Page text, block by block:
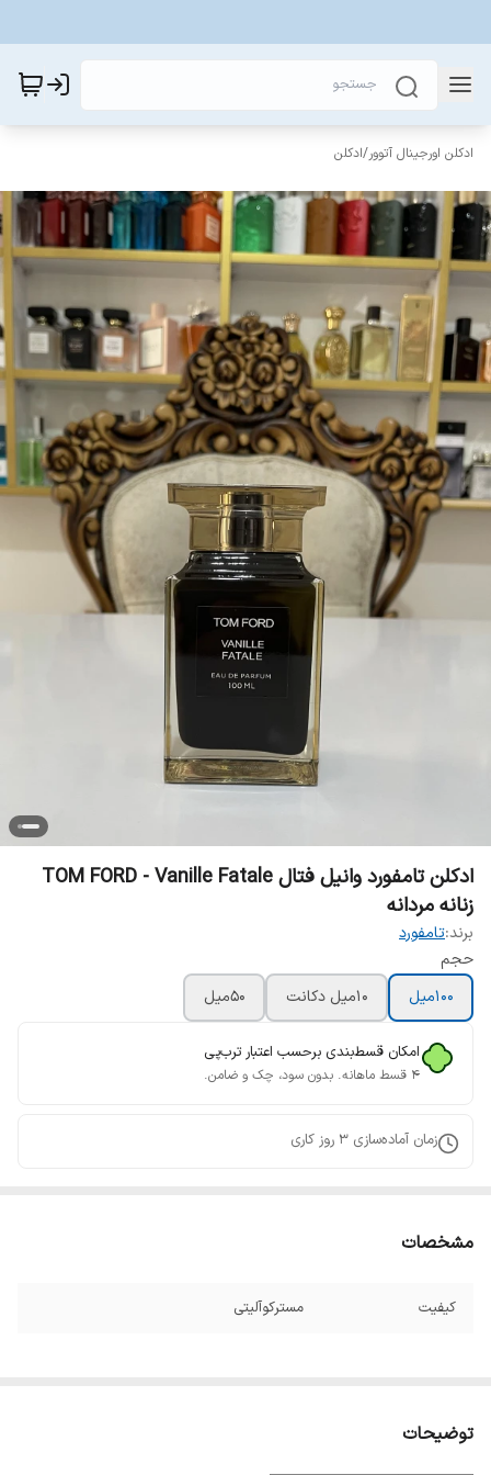
ادکلن اورجینال آتوور/ادکلن
ادکلن تامفورد وانیل فتال TOM FORD - Vanille Fatale
زنانه مردانه
برند:تامفورد
حجم
100ميل
10ميل دکانت 50میل
امکان قسط‌بندی برحسب اعتبار ترب‌پی
۴ قسط ماهانه. بدون سود، چک و ضامن.
زمان آماده‌سازی 3 روز کاری
مشخصات
کیفیت مسترکوآلیتی
توضیحات